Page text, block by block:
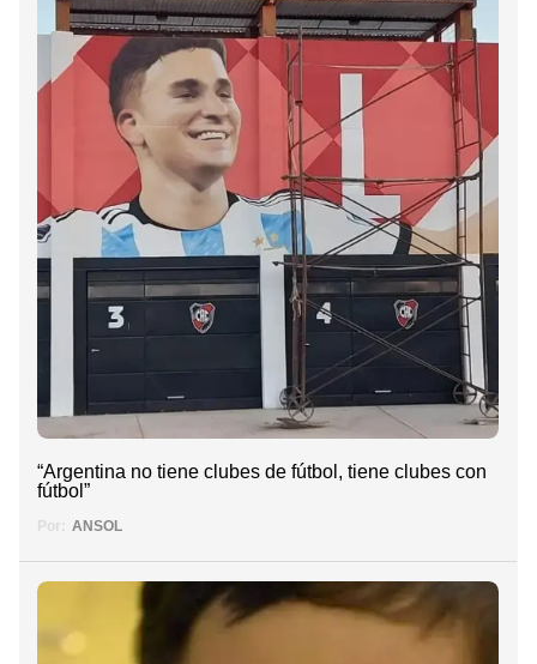
“Argentina no tiene clubes de fútbol, tiene clubes con
fútbol”
Por: ANSOL